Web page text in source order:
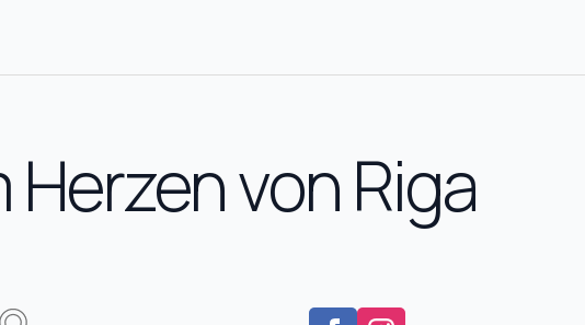
von Riga